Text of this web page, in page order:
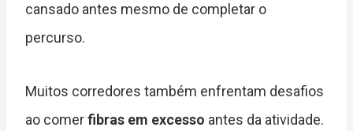
cansado antes mesmo de completar o
percurso.
Muitos corredores também enfrentam desafios
ao comerfibras em excesso antes da atividade.